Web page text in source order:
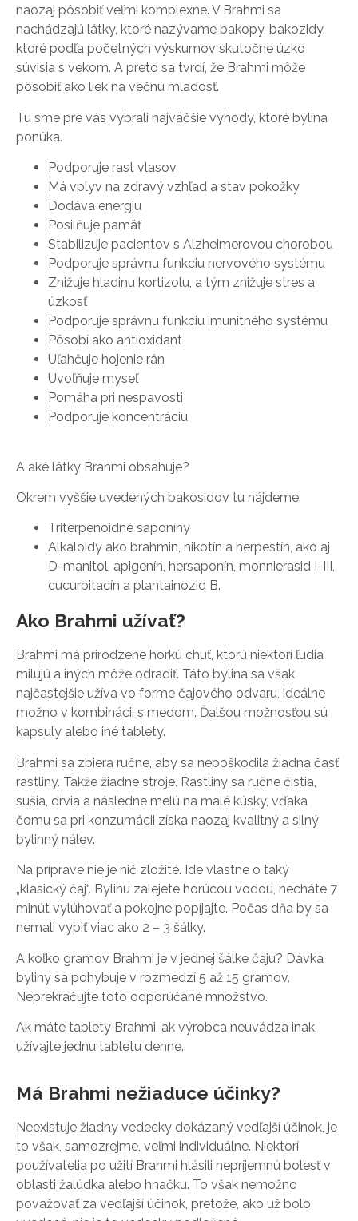
naozaj pôsobiť veľmi komplexne. V Brahmi sa
nachádzajú látky, ktoré nazývame bakopy, bakozidy,
ktoré podľa početných výskumov skutočne úzko
súvisia s vekom. A preto sa tvrdí, že Brahmi môže
pôsobiť ako liek na večnú mladosť.
Tu sme pre vás vybrali najväčšie výhody, ktoré bylina
ponúka.
Podporuje rast vlasov
Má vplyv na zdravý vzhľad a stav pokožky
Dodáva energiu
Posilňuje pamäť
Stabilizuje pacientov s Alzheimerovou chorobou
Podporuje správnu funkciu nervového systému
Znižuje hladinu kortizolu, a tým znižuje stres a
úzkosť
Podporuje správnu funkciu imunitného systému
Pôsobí ako antioxidant
Uľahčuje hojenie rán
Uvoľňuje myseľ
Pomáha pri nespavosti
Podporuje koncentráciu
A aké látky Brahmi obsahuje?
Okrem vyššie uvedených bakosidov tu nájdeme:
Triterpenoidné saponíny
Alkaloidy ako brahmin, nikotín a herpestín, ako aj
D-manitol, apigenín, hersaponín, monnierasid I-III,
cucurbitacín a plantainozid B.
Ako Brahmi užívať?
Brahmi má prirodzene horkú chuť, ktorú niektorí ľudia
milujú a iných môže odradiť. Táto bylina sa však
najčastejšie užíva vo forme čajového odvaru, ideálne
možno v kombinácii s medom. Ďalšou možnosťou sú
kapsuly alebo iné tablety.
Brahmi sa zbiera ručne, aby sa nepoškodila žiadna časť
rastliny. Takže žiadne stroje. Rastliny sa ručne čistia,
sušia, drvia a následne melú na malé kúsky, vďaka
čomu sa pri konzumácii získa naozaj kvalitný a silný
bylinný nálev.
Na príprave nie je nič zložité. Ide vlastne o taký
„klasický čaj“. Bylinu zalejete horúcou vodou, necháte 7
minút vylúhovať a pokojne popíjajte. Počas dňa by sa
nemali vypiť viac ako 2 – 3 šálky.
A koľko gramov Brahmi je v jednej šálke čaju? Dávka
byliny sa pohybuje v rozmedzí 5 až 15 gramov.
Neprekračujte toto odporúčané množstvo.
Ak máte tablety Brahmi, ak výrobca neuvádza inak,
užívajte jednu tabletu denne.
Má Brahmi nežiaduce účinky?
Neexistuje žiadny vedecky dokázaný vedľajší účinok, je
to však, samozrejme, veľmi individuálne. Niektorí
používatelia po užití Brahmi hlásili nepríjemnú bolesť v
oblasti žalúdka alebo hnačku. To však nemožno
považovať za vedľajší účinok, pretože, ako už bolo